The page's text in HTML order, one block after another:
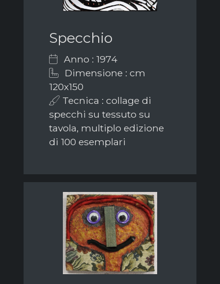
Specchio
Anno : 1974
Dimensione : cm
120x150
Tecnica : collage di
specchi su tessuto su
tavola, multiplo edizione
di 100 esemplari